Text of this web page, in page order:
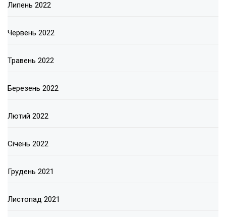
Липень 2022
Червень 2022
Травень 2022
Березень 2022
Лютий 2022
Січень 2022
Грудень 2021
Листопад 2021